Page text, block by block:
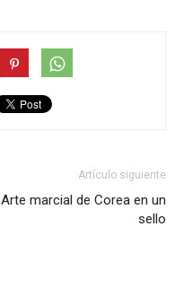
Artículo siguiente
Arte marcial de Corea en un
sello